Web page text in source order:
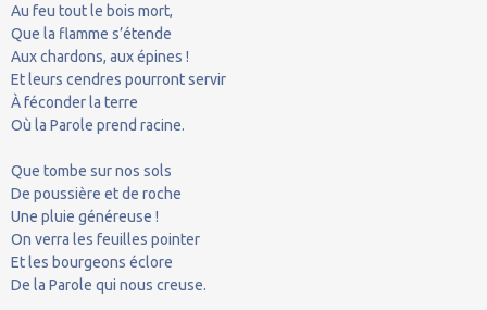
Au feu tout le bois mort,
Que la flamme s’étende
Aux chardons, aux épines !
Et leurs cendres pourront servir
À féconder la terre
Où la Parole prend racine.
Que tombe sur nos sols
De poussière et de roche
Une pluie généreuse !
On verra les feuilles pointer
Et les bourgeons éclore
De la Parole qui nous creuse.